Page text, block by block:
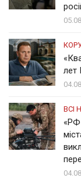
лет
ВСІ
«РФ